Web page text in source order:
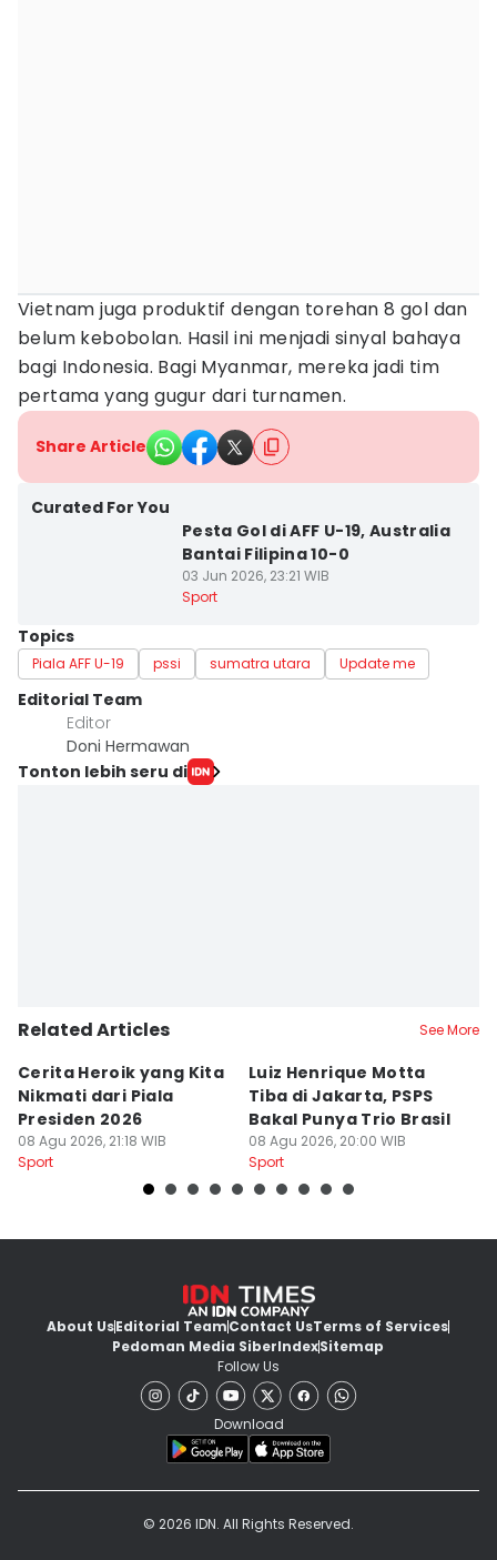
Vietnam juga produktif dengan torehan 8 gol dan
belum kebobolan. Hasil ini menjadi sinyal bahaya
bagi Indonesia. Bagi Myanmar, mereka jadi tim
pertama yang gugur dari turnamen.
Share Article
Curated For You
Pesta Gol di AFF U-19, Australia
Bantai Filipina 10-0
03 Jun 2026, 23:21 WIB
Sport
Topics
Piala AFF U-19 pssi sumatra utara Update me
Editorial Team
Editor
Doni Hermawan
Tonton lebih seru di
Related Articles See More
Cerita Heroik yang Kita
Nikmati dari Piala
Presiden 2026
08 Agu 2026, 21:18 WIB
Sport
Luiz Henrique Motta
Tiba di Jakarta, PSPS
Bakal Punya Trio Brasil
08 Agu 2026, 20:00 WIB
Sport
About UsEditorial TeamContact UsTerms of Services
Pedoman Media SiberIndexSitemap
Follow Us
Download
© 2026 IDN. All Rights Reserved.